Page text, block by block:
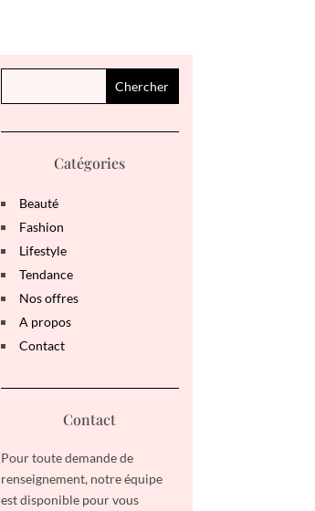
Catégories
Beauté
Fashion
Lifestyle
Tendance
Nos offres
A propos
Contact
Contact
Pour toute demande de
renseignement, notre équipe
est disponible pour vous